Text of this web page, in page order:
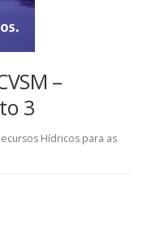
–
3
Hídricos para as